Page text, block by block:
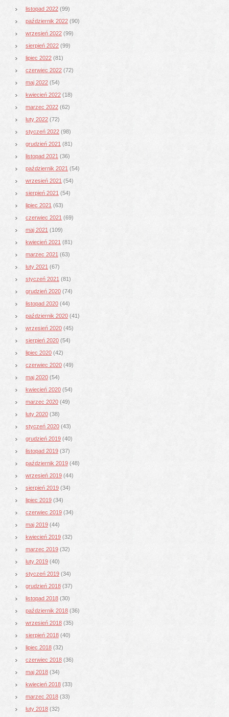
listopad 2022 (99)
październik 2022 (90)
wrzesień 2022 (99)
sierpień 2022 (99)
lipiec 2022 (81)
czerwiec 2022 (72)
maj 2022 (54)
kwiecień 2022 (18)
marzec 2022 (62)
luty 2022 (72)
styczeń 2022 (98)
grudzień 2021 (81)
listopad 2021 (36)
październik 2021 (54)
wrzesień 2021 (54)
sierpień 2021 (54)
lipiec 2021 (63)
czerwiec 2021 (69)
maj 2021 (109)
kwiecień 2021 (81)
marzec 2021 (63)
luty 2021 (67)
styczeń 2021 (81)
grudzień 2020 (74)
listopad 2020 (44)
październik 2020 (41)
wrzesień 2020 (45)
sierpień 2020 (54)
lipiec 2020 (42)
czerwiec 2020 (49)
maj 2020 (54)
kwiecień 2020 (54)
marzec 2020 (49)
luty 2020 (38)
styczeń 2020 (43)
grudzień 2019 (40)
listopad 2019 (37)
październik 2019 (48)
wrzesień 2019 (44)
sierpień 2019 (34)
lipiec 2019 (34)
czerwiec 2019 (34)
maj 2019 (44)
kwiecień 2019 (32)
marzec 2019 (32)
luty 2019 (40)
styczeń 2019 (34)
grudzień 2018 (37)
listopad 2018 (30)
październik 2018 (36)
wrzesień 2018 (35)
sierpień 2018 (40)
lipiec 2018 (32)
czerwiec 2018 (36)
maj 2018 (34)
kwiecień 2018 (33)
marzec 2018 (33)
luty 2018 (32)